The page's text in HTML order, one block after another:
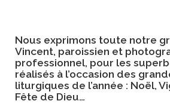
RESTONS EN CONTACT !
Nous exprimons toute notre
Vincent, paroissien et
professionnel, pour les
réalisés à l’occasion des
liturgiques de l’année : Noël,
Fête de Dieu…